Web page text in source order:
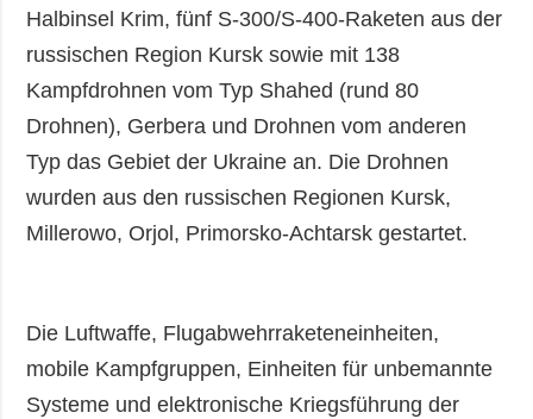
Halbinsel Krim, fünf S-300/S-400-Raketen aus der
russischen Region Kursk sowie mit 138
Kampfdrohnen vom Typ Shahed (rund 80
Drohnen), Gerbera und Drohnen vom anderen
Typ das Gebiet der Ukraine an. Die Drohnen
wurden aus den russischen Regionen Kursk,
Millerowo, Orjol, Primorsko-Achtarsk gestartet.
Die Luftwaffe, Flugabwehrraketeneinheiten,
mobile Kampfgruppen, Einheiten für unbemannte
Systeme und elektronische Kriegsführung der